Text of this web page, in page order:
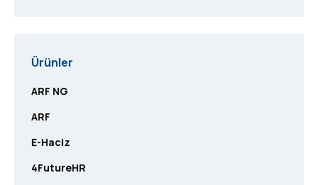
Ürünler
ARF NG
ARF
E-Haciz
4FutureHR